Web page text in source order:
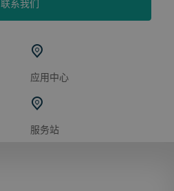
联系我们
应用中心
服务站